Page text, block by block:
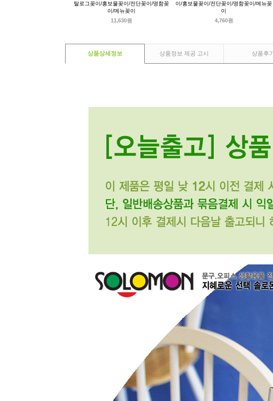
탈로그꽂이/홍보물꽂이/전단꽂이/명함꽂
이/메뉴꽂이
11,630원
이/홍보물꽂이/전단꽂이/명함꽂이/메뉴꽂
이
4,760원
상품상세정보 상품정보 제공 고시 상품후기